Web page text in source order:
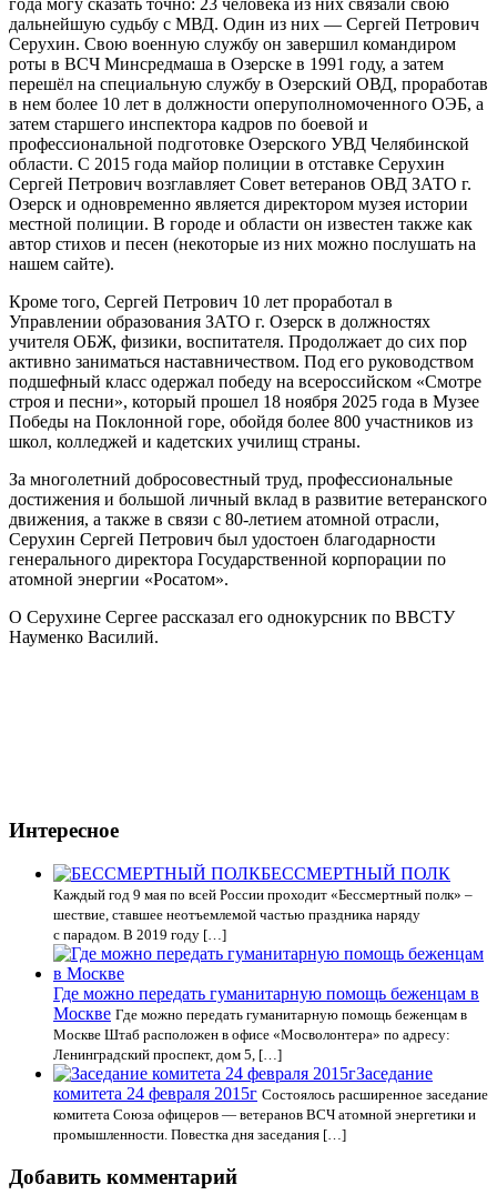
дальнейшую судьбу с МВД. Один из них — Сергей Петрович
Серухин. Свою военную службу он завершил командиром
роты в ВСЧ Минсредмаша в Озерске в 1991 году, а затем
перешёл на специальную службу в Озерский ОВД, проработав
в нем более 10 лет в должности оперуполномоченного ОЭБ, а
затем старшего инспектора кадров по боевой и
профессиональной подготовке Озерского УВД Челябинской
области. С 2015 года майор полиции в отставке Серухин
Сергей Петрович возглавляет Совет ветеранов ОВД ЗАТО г.
Озерск и одновременно является директором музея истории
местной полиции. В городе и области он известен также как
автор стихов и песен (некоторые из них можно послушать на
нашем сайте).
Кроме того, Сергей Петрович 10 лет проработал в
Управлении образования ЗАТО г. Озерск в должностях
учителя ОБЖ, физики, воспитателя. Продолжает до сих пор
активно заниматься наставничеством. Под его руководством
подшефный класс одержал победу на всероссийском «Смотре
строя и песни», который прошел 18 ноября 2025 года в Музее
Победы на Поклонной горе, обойдя более 800 участников из
школ, колледжей и кадетских училищ страны.
За многолетний добросовестный труд, профессиональные
достижения и большой личный вклад в развитие ветеранского
движения, а также в связи с 80-летием атомной отрасли,
Серухин Сергей Петрович был удостоен благодарности
генерального директора Государственной корпорации по
атомной энергии «Росатом».
О Серухине Сергее рассказал его однокурсник по ВВСТУ
Науменко Василий.
Интересное
БЕССМЕРТНЫЙ ПОЛК
Каждый год 9 мая по всей России проходит «Бессмертный полк» –
шествие, ставшее неотъемлемой частью праздника наряду
с парадом. В 2019 году […]
Где можно передать гуманитарную помощь беженцам в
Москве Где можно передать гуманитарную помощь беженцам в
Москве Штаб расположен в офисе «Мосволонтера» по адресу:
Ленинградский проспект, дом 5, […]
Заседание
комитета 24 февраля 2015г Состоялось расширенное заседание
комитета Союза офицеров — ветеранов ВСЧ атомной энергетики и
промышленности. Повестка дня заседания […]
Добавить комментарий